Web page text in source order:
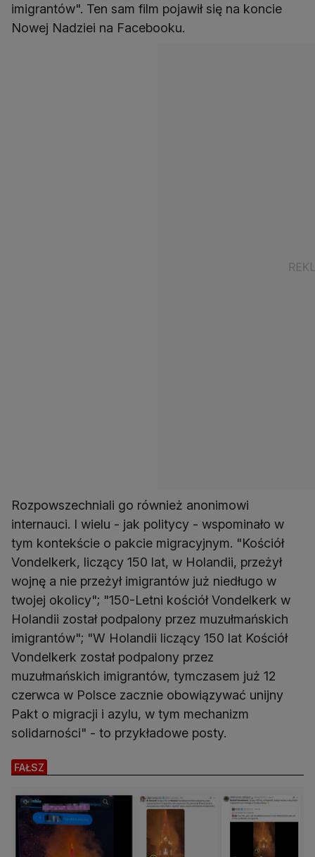
imigrantów". Ten sam film pojawił się na koncie
Nowej Nadziei na Facebooku.
Rozpowszechniali go również anonimowi
internauci. I wielu - jak politycy - wspominało w
tym kontekście o pakcie migracyjnym. "Kościół
Vondelkerk, liczący 150 lat, w Holandii, przeżył
wojnę a nie przeżył imigrantów już niedługo w
twojej okolicy"; "150-Letni kościół Vondelkerk w
Holandii został podpalony przez muzułmańskich
imigrantów"; "W Holandii liczący 150 lat Kościół
Vondelkerk został podpalony przez
muzułmańskich imigrantów, tymczasem już 12
czerwca w Polsce zacznie obowiązywać unijny
Pakt o migracji i azylu, w tym mechanizm
solidarności" - to przykładowe posty.
FAŁSZ